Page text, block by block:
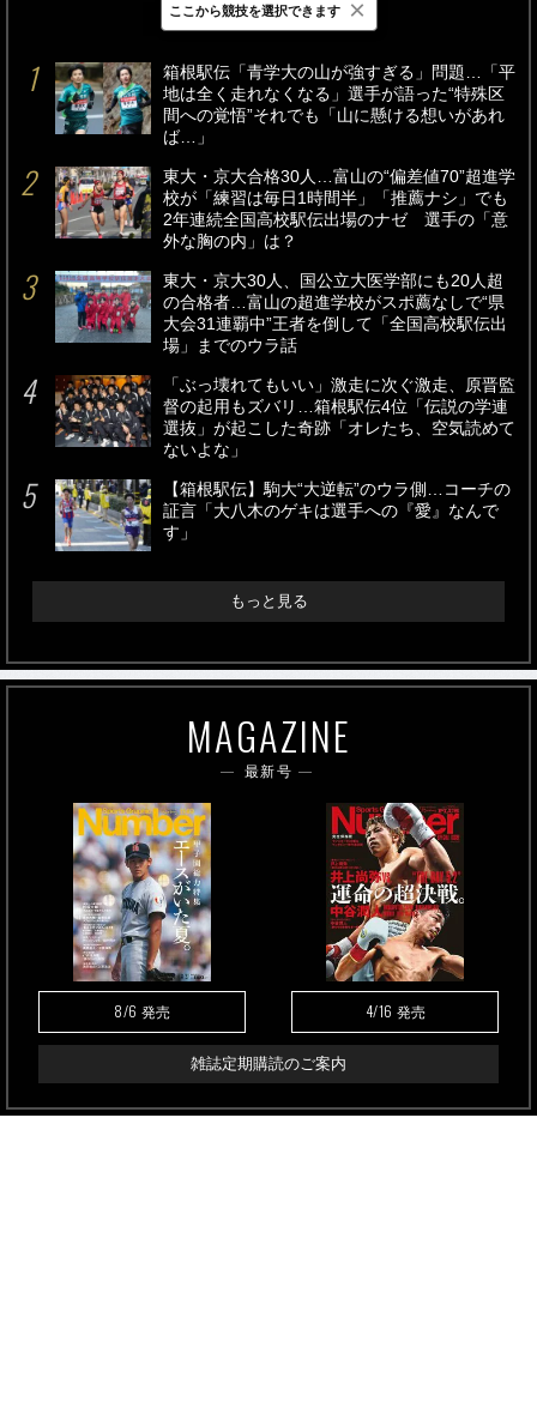
最新 24時間 週間
箱根駅伝「青学大の山が強すぎる」問題…「平
地は全く走れなくなる」選手が語った“特殊区
間への覚悟”それでも「山に懸ける想いがあれ
ば…」
東大・京大合格30人…富山の“偏差値70”超進学
校が「練習は毎日1時間半」「推薦ナシ」でも
2年連続全国高校駅伝出場のナゼ 選手の「意
外な胸の内」は？
東大・京大30人、国公立大医学部にも20人超
の合格者…富山の超進学校がスポ薦なしで“県
大会31連覇中”王者を倒して「全国高校駅伝出
場」までのウラ話
「ぶっ壊れてもいい」激走に次ぐ激走、原晋監
督の起用もズバリ…箱根駅伝4位「伝説の学連
選抜」が起こした奇跡「オレたち、空気読めて
ないよな」
【箱根駅伝】駒大“大逆転”のウラ側…コーチの
証言「大八木のゲキは選手への『愛』なんで
す」
もっと見る
MAGAZINE
最新号
8/6 発売 4/16 発売
雑誌定期購読のご案内
ここから競技を選択できます ×